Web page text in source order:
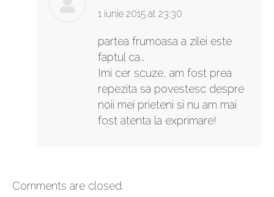
says:
1 iunie 2015 at 23:30
partea frumoasa a zilei este
faptul ca…
Imi cer scuze, am fost prea
repezita sa povestesc despre
noii mei prieteni si nu am mai
fost atenta la exprimare!
Comments are closed.